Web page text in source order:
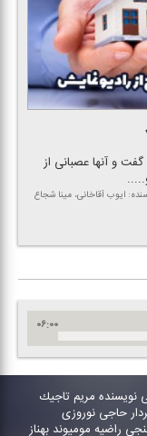
و آنها عصبانی از
ایوب آقاخانی، مینا شجاع
۰۶:۰۰
نویسنده مریم تاجیك
حاجی نوروزی
راضیه مومیوند بهناز